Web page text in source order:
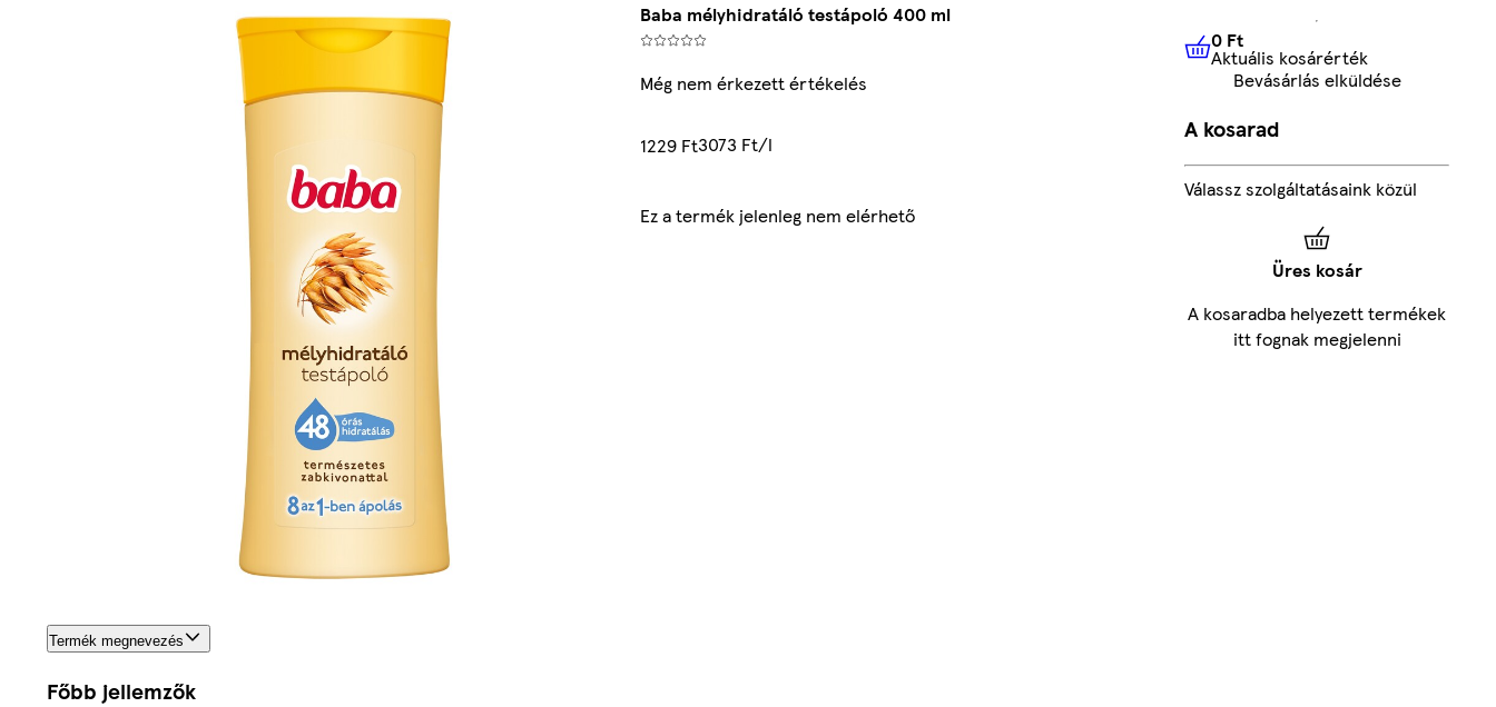
Baba mélyhidratáló testápoló 400 ml
Még nem érkezett értékelés
1229 Ft3073 Ft/l
Ez a termék jelenleg nem elérhető
Termék megnevezés
Főbb jellemzők
0 FtAktuális kosárérték
0 Ft
Aktuális kosárérték
Bevásárlás elküldése
A kosarad
Válassz szolgáltatásaink közül
Üres kosár
A kosaradba helyezett termékek
itt fognak megjelenni